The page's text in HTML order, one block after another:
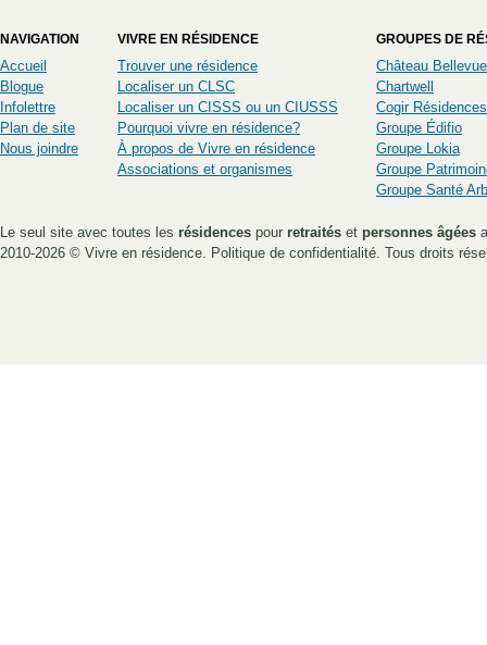
NAVIGATION
Accueil
Blogue
Infolettre
Plan de site
Nous joindre
VIVRE EN RÉSIDENCE
Trouver une résidence
Localiser un CLSC
Localiser un CISSS ou un CIUSSS
Pourquoi vivre en résidence?
À propos de Vivre en résidence
Associations et organismes
GROUPES DE
Château Bellevue
Chartwell
Cogir Résidences
Groupe Édifio
Groupe Lokia
Groupe
Groupe Santé
Le seul site avec toutes les résidences pour retraités et personnes âgées
2010-2026 © Vivre en résidence Politique de confidentialité . Tous droits